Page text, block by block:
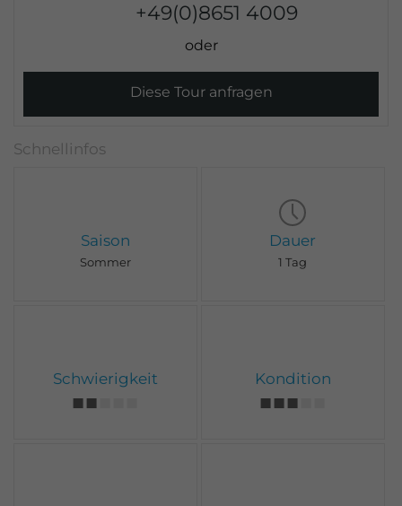
+49(0)8651 4009
Diese Tour anfragen
Saison
Sommer
Dauer
1 Tag
Schwierigkeit Kondition